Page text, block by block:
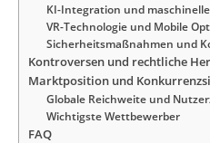
KI-Integration und
VR-Technologie und Mobile
Sicherheitsmaßnahmen und
Kontroversen und rechtliche
Marktposition und
Globale Reichweite und
Wichtigste Wettbewerber
FAQ